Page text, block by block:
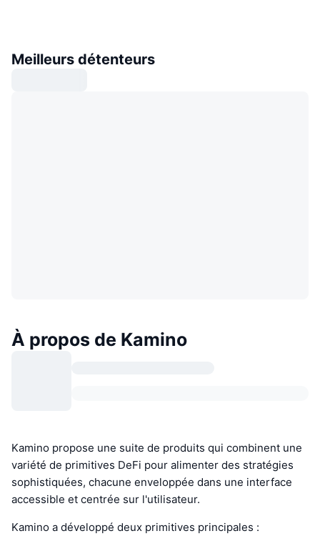
Meilleurs détenteurs
À propos de Kamino
Kamino propose une suite de produits qui combinent une
variété de primitives DeFi pour alimenter des stratégies
sophistiquées, chacune enveloppée dans une interface
accessible et centrée sur l'utilisateur.
Kamino a développé deux primitives principales :